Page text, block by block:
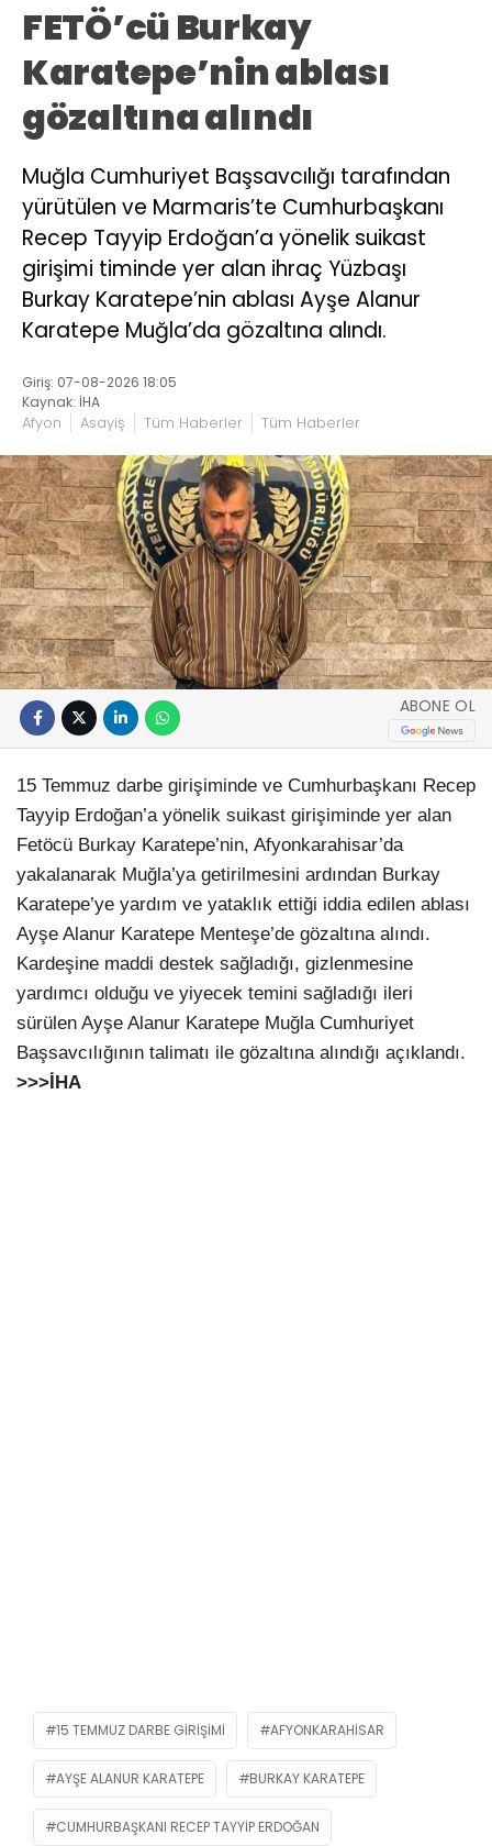
FETÖ’cü Burkay
Karatepe’nin ablası
gözaltına alındı
Muğla Cumhuriyet Başsavcılığı tarafından
yürütülen ve Marmaris’te Cumhurbaşkanı
Recep Tayyip Erdoğan’a yönelik suikast
girişimi timinde yer alan ihraç Yüzbaşı
Burkay Karatepe’nin ablası Ayşe Alanur
Karatepe Muğla’da gözaltına alındı.
Giriş: 07-08-2026 18:05
Kaynak: İHA
Afyon Asayiş Tüm Haberler Tüm Haberler
ABONE OL
15 Temmuz darbe girişiminde ve Cumhurbaşkanı Recep
Tayyip Erdoğan’a yönelik suikast girişiminde yer alan
Fetöcü Burkay Karatepe’nin, Afyonkarahisar’da
yakalanarak Muğla’ya getirilmesini ardından Burkay
Karatepe’ye yardım ve yataklık ettiği iddia edilen ablası
Ayşe Alanur Karatepe Menteşe’de gözaltına alındı.
Kardeşine maddi destek sağladığı, gizlenmesine
yardımcı olduğu ve yiyecek temini sağladığı ileri
sürülen Ayşe Alanur Karatepe Muğla Cumhuriyet
Başsavcılığının talimatı ile gözaltına alındığı açıklandı.
>>>İHA
15 TEMMUZ DARBE GIRIŞIMI AFYONKARAHISAR
AYŞE ALANUR KARATEPE BURKAY KARATEPE
CUMHURBAŞKANI RECEP TAYYIP ERDOĞAN